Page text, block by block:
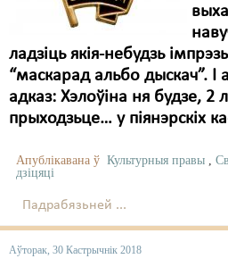
ладзіць якія-небудзь
“маскарад альбо дыскач”. І
адказ: Хэлоўіна ня будзе, 2
прыходзьце… у піянэрскіх
Апублікавана ў Культурныя правы ,
дзіцяці
Падрабязьней ...
Аўторак, 30 Кастрычнік 2018
Затрыманьні
Карная псыхіятрыя
КПЧ ААН
Культурныя правы
ЛПП
Мірныя сходы